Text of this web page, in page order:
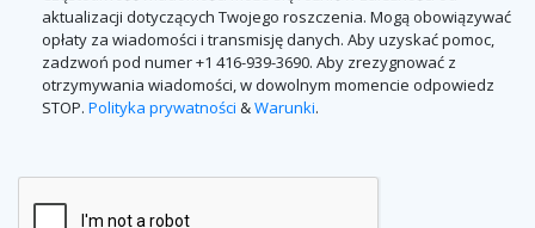
aktualizacji dotyczących Twojego roszczenia. Mogą obowiązywać
opłaty za wiadomości i transmisję danych. Aby uzyskać pomoc,
zadzwoń pod numer +1 416-939-3690. Aby zrezygnować z
otrzymywania wiadomości, w dowolnym momencie odpowiedz
STOP. Polityka prywatności &Warunki.